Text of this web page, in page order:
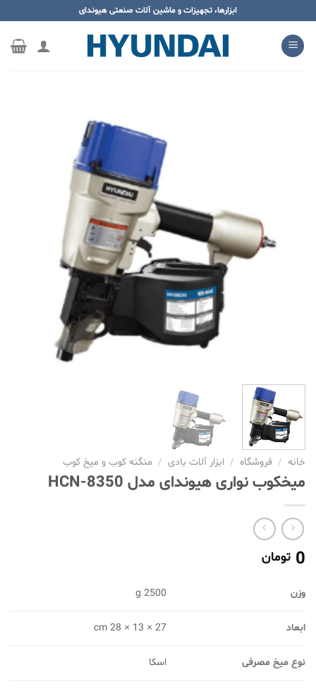
محتوا
بروید
ابزارها، تجهیزات و ماشین آلات صنعتی هیوندای
خانه / فروشگاه / ابزار آلات بادی / منگنه کوب و میخ کوب
میخکوب نواری هیوندای مدل HCN-8350
0 تومان
وزن 2500 g
ابعاد 27 × 13 × 28 cm
نوع میخ مصرفی اسکا